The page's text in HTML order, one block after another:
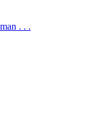
. . .